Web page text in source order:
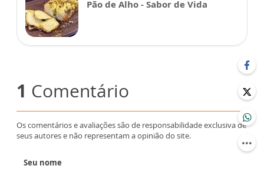
Pão de Alho - Sabor de Vida
1 Comentário
Os comentários e avaliações são de responsabilidade exclusiva de
seus autores e não representam a opinião do site.
Seu nome